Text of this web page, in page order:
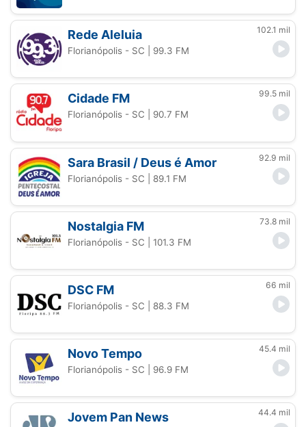
Rede Aleluia 102.1 mil
Florianópolis - SC | 99.3 FM
Cidade FM 99.5 mil
Florianópolis - SC | 90.7 FM
Sara Brasil / Deus é Amor 92.9 mil
Florianópolis - SC | 89.1 FM
Nostalgia FM 73.8 mil
Florianópolis - SC | 101.3 FM
DSC FM 66 mil
Florianópolis - SC | 88.3 FM
Novo Tempo 45.4 mil
Florianópolis - SC | 96.9 FM
Jovem Pan News 44.4 mil